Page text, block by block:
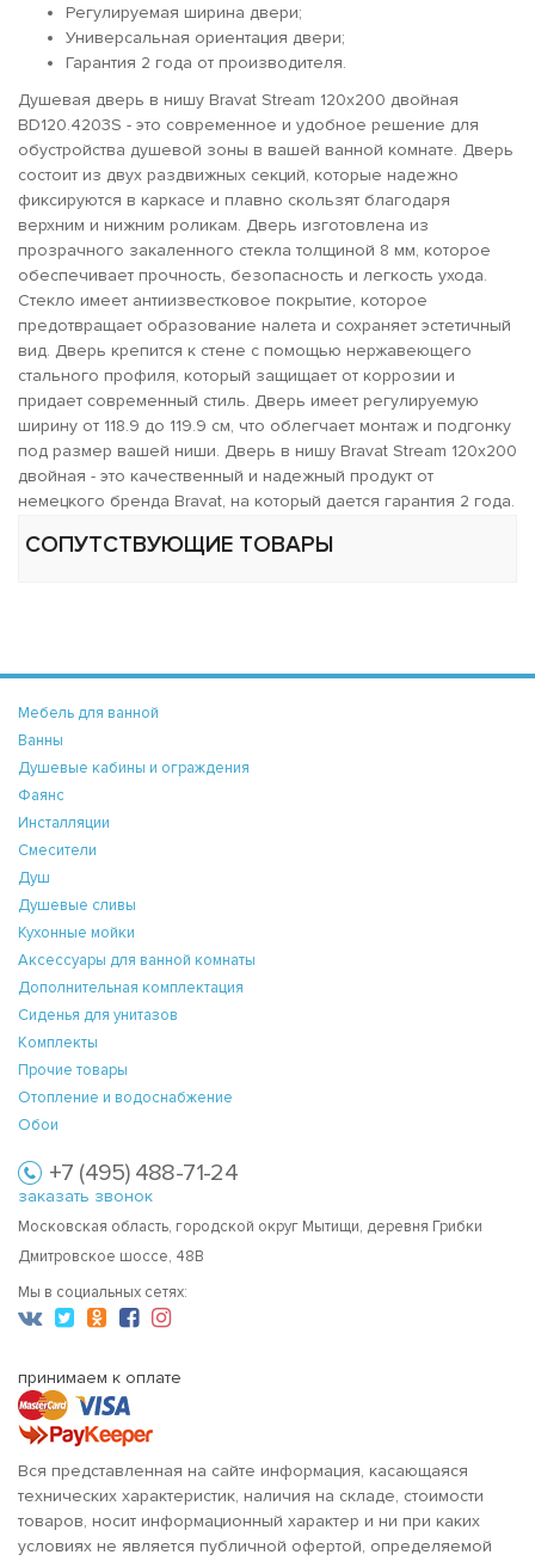
Регулируемая ширина двери;
Универсальная ориентация двери;
Гарантия 2 года от производителя.
Душевая дверь в нишу Bravat Stream 120x200 двойная
BD120.4203S - это современное и удобное решение для
обустройства душевой зоны в вашей ванной комнате. Дверь
состоит из двух раздвижных секций, которые надежно
фиксируются в каркасе и плавно скользят благодаря
верхним и нижним роликам. Дверь изготовлена из
прозрачного закаленного стекла толщиной 8 мм, которое
обеспечивает прочность, безопасность и легкость ухода.
Стекло имеет антиизвестковое покрытие, которое
предотвращает образование налета и сохраняет эстетичный
вид. Дверь крепится к стене с помощью нержавеющего
стального профиля, который защищает от коррозии и
придает современный стиль. Дверь имеет регулируемую
ширину от 118.9 до 119.9 см, что облегчает монтаж и подгонку
под размер вашей ниши. Дверь в нишу Bravat Stream 120x200
двойная - это качественный и надежный продукт от
немецкого бренда Bravat, на который дается гарантия 2 года.
СОПУТСТВУЮЩИЕ ТОВАРЫ
Мебель для ванной
Ванны
Душевые кабины и ограждения
Фаянс
Инсталляции
Смесители
Душ
Душевые сливы
Кухонные мойки
Аксессуары для ванной комнаты
Дополнительная комплектация
Сиденья для унитазов
Комплекты
Прочие товары
Отопление и водоснабжение
Обои
+7 (495) 488-71-24
заказать звонок
Московская область, городской округ Мытищи, деревня Грибки
Дмитровское шоссе, 48В
Мы в социальных сетях:
принимаем к оплате
Вся представленная на сайте информация, касающаяся
технических характеристик, наличия на складе, стоимости
товаров, носит информационный характер и ни при каких
условиях не является публичной офертой, определяемой